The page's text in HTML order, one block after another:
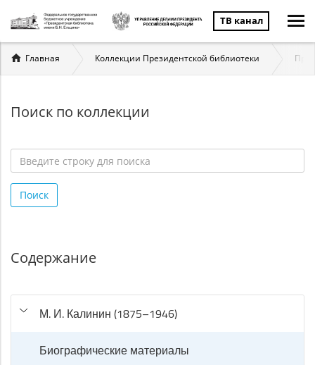
ТВ канал
Вы
здесь
Главная Коллекции Президентской библиотеки
Поиск по коллекции
строку
для
Поиск
Содержание
М. И. Калинин (1875–1946)
Биографические материалы